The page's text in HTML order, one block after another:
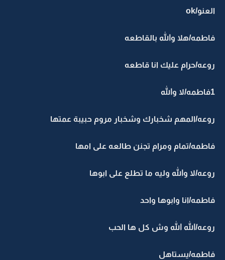
العنو/ok
فاطمه/هلا والله بالقاطعه
روعه/حرام عليك انا قاطعه
1فاطمه/لا والله
روعه/المهم شخبارك وشخبار مروم حبيبة عمتها
فاطمه/تمام ومرام تجنن طالعه على امها
روعه/لا والله وليه ما تطلع على ابوها
فاطمه/انا وابوها واحد
روعه/الله الله وش كل ها الحب
فاطمه/يستاهل